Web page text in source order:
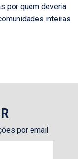
por quem deveria
inteiras
por email